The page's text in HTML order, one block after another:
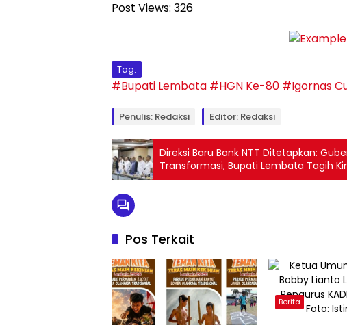
Post Views: 326
Tag:
#Bupati Lembata #HGN Ke-80 #Igornas
Penulis: Redaksi Editor: Redaksi
Direksi Baru Bank NTT Ditetapkan:
Transformasi, Bupati Lembata Tagih
Pos Terkait
Berita